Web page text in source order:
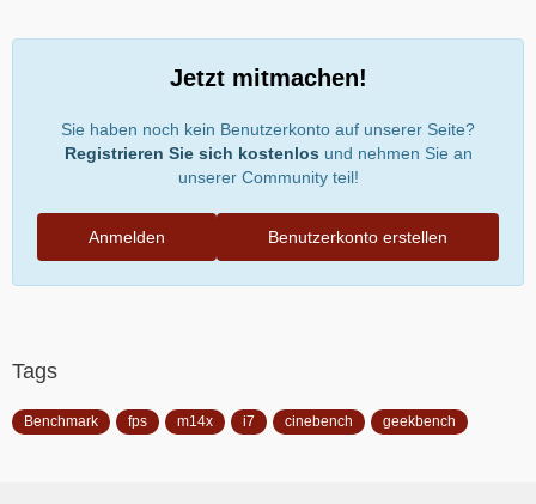
Jetzt mitmachen!
Sie haben noch kein Benutzerkonto auf unserer Seite?
Registrieren Sie sich kostenlos und nehmen Sie an
unserer Community teil!
Benutzerkonto erstellen
Anmelden
Tags
Benchmark fps m14x i7 cinebench geekbench